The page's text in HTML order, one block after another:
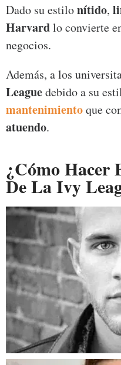
Dado su estilonítido,
Harvardlo convierte
negocios.
Además, a los
Leaguedebido a su
mantenimientoque
atuendo.
¿Cómo Hacer
De La Ivy